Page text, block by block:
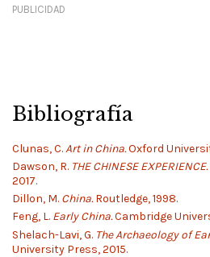
PUBLICIDAD
Bibliografía
Clunas, C.Art in China.Oxford
Dawson, R. THE CHINESE EXPERIENCE.
2017.
Dillon, M. China.Routledge, 1998.
Feng, L. Early China.Cambridge
Shelach-Lavi, G. The Archaeology of
University Press, 2015.